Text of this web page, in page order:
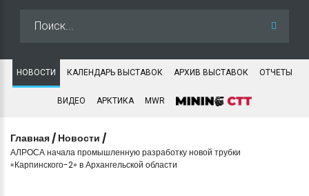
НОВОСТИ КАЛЕНДАРЬ ВЫСТАВОК АРХИВ ВЫСТАВОК ОТЧЕТЫ
ВИДЕО АРКТИКА MWR
Главная / Новости /
АЛРОСА начала промышленную разработку новой трубки
«Карпинского-2» в Архангельской области